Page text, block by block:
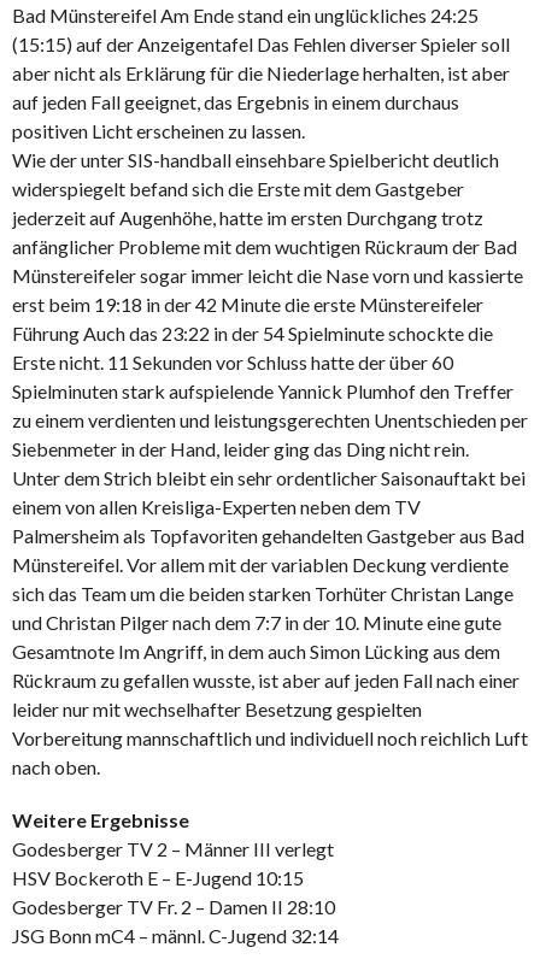
Bad Münstereifel Am Ende stand ein unglückliches 24:25
(15:15) auf der Anzeigentafel Das Fehlen diverser Spieler soll
aber nicht als Erklärung für die Niederlage herhalten, ist aber
auf jeden Fall geeignet, das Ergebnis in einem durchaus
positiven Licht erscheinen zu lassen.
Wie der unter SIS-handball einsehbare Spielbericht deutlich
widerspiegelt befand sich die Erste mit dem Gastgeber
jederzeit auf Augenhöhe, hatte im ersten Durchgang trotz
anfänglicher Probleme mit dem wuchtigen Rückraum der Bad
Münstereifeler sogar immer leicht die Nase vorn und kassierte
erst beim 19:18 in der 42 Minute die erste Münstereifeler
Führung Auch das 23:22 in der 54 Spielminute schockte die
Erste nicht. 11 Sekunden vor Schluss hatte der über 60
Spielminuten stark aufspielende Yannick Plumhof den Treffer
zu einem verdienten und leistungsgerechten Unentschieden per
Siebenmeter in der Hand, leider ging das Ding nicht rein.
Unter dem Strich bleibt ein sehr ordentlicher Saisonauftakt bei
einem von allen Kreisliga-Experten neben dem TV
Palmersheim als Topfavoriten gehandelten Gastgeber aus Bad
Münstereifel. Vor allem mit der variablen Deckung verdiente
sich das Team um die beiden starken Torhüter Christan Lange
und Christan Pilger nach dem 7:7 in der 10. Minute eine gute
Gesamtnote Im Angriff, in dem auch Simon Lücking aus dem
Rückraum zu gefallen wusste, ist aber auf jeden Fall nach einer
leider nur mit wechselhafter Besetzung gespielten
Vorbereitung mannschaftlich und individuell noch reichlich Luft
nach oben.
Weitere Ergebnisse
Godesberger TV 2 – Männer III verlegt
HSV Bockeroth E – E-Jugend 10:15
Godesberger TV Fr. 2 – Damen II 28:10
JSG Bonn mC4 – männl. C-Jugend 32:14